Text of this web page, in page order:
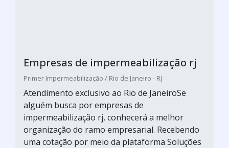
Empresas de impermeabilização rj
Primer Impermeabilização / Rio de Janeiro - RJ
Atendimento exclusivo ao Rio de JaneiroSe
alguém busca por empresas de
impermeabilização rj, conhecerá a melhor
organização do ramo empresarial. Recebendo
uma cotação por meio da plataforma Soluções